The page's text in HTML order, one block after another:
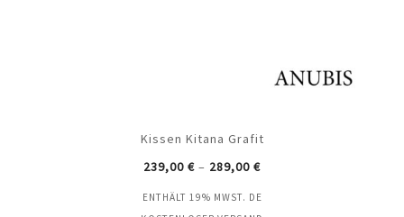
Kissen Kitana Grafit
239,00 € – 289,00 €
ENTHÄLT 19% MWST. DE